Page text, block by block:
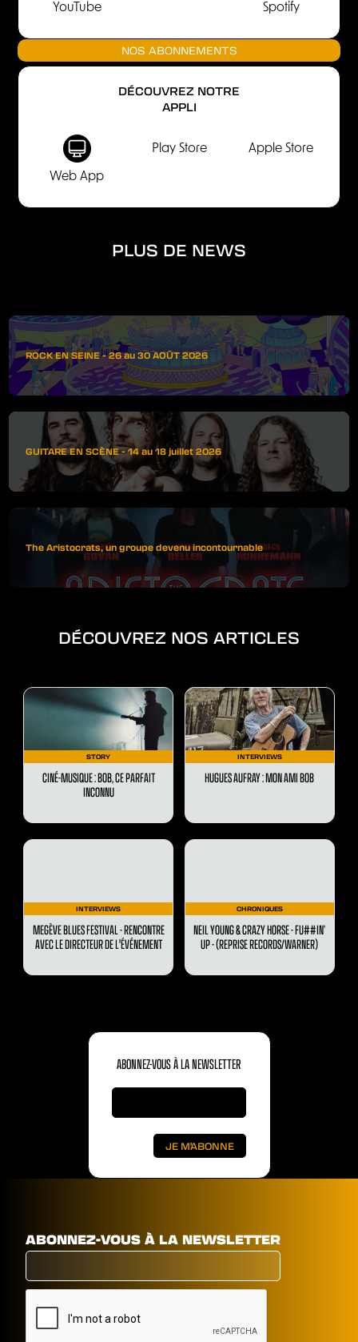
YouTube Spotify
NOS ABONNEMENTS
DÉCOUVREZ NOTRE
APPLI
Web App
Play Store Apple Store
PLUS DE NEWS
ROCK EN SEINE - 26 au 30 AOÛT 2026
GUITARE EN SCÈNE - 14 au 18 juillet 2026
The Aristocrats, un groupe devenu incontournable
DÉCOUVREZ NOS ARTICLES
STORY
CINÉ-MUSIQUE : BOB, CE PARFAIT
INCONNU
INTERVIEWS
HUGUES AUFRAY : MON AMI BOB
INTERVIEWS
MEGÈVE BLUES FESTIVAL - RENCONTRE
AVEC LE DIRECTEUR DE L'ÉVÉNEMENT
CHRONIQUES
NEIL YOUNG & CRAZY HORSE - FU##IN’
UP - (REPRISE RECORDS/WARNER)
ABONNEZ-VOUS À LA NEWSLETTER
ABONNEZ-VOUS À LA NEWSLETTER